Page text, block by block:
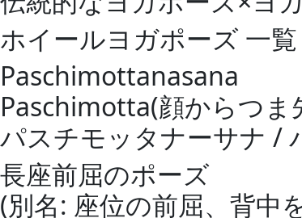
ホイールヨガポーズ 一覧
Paschimottanasana
Paschimotta(顔からつま
パスチモッタナーサナ /
長座前屈のポーズ
(別名: 座位の前屈、背中